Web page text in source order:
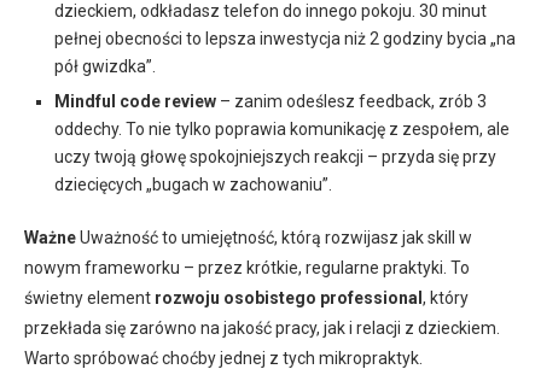
dzieckiem, odkładasz telefon do innego pokoju. 30 minut
pełnej obecności to lepsza inwestycja niż 2 godziny bycia „na
pół gwizdka”.
Mindful code review – zanim odeślesz feedback, zrób 3
oddechy. To nie tylko poprawia komunikację z zespołem, ale
uczy twoją głowę spokojniejszych reakcji – przyda się przy
dziecięcych „bugach w zachowaniu”.
WażneUważność to umiejętność, którą rozwijasz jak skill w
nowym frameworku – przez krótkie, regularne praktyki. To
świetny element rozwoju osobistego professional , który
przekłada się zarówno na jakość pracy, jak i relacji z dzieckiem.
Warto spróbować choćby jednej z tych mikropraktyk.